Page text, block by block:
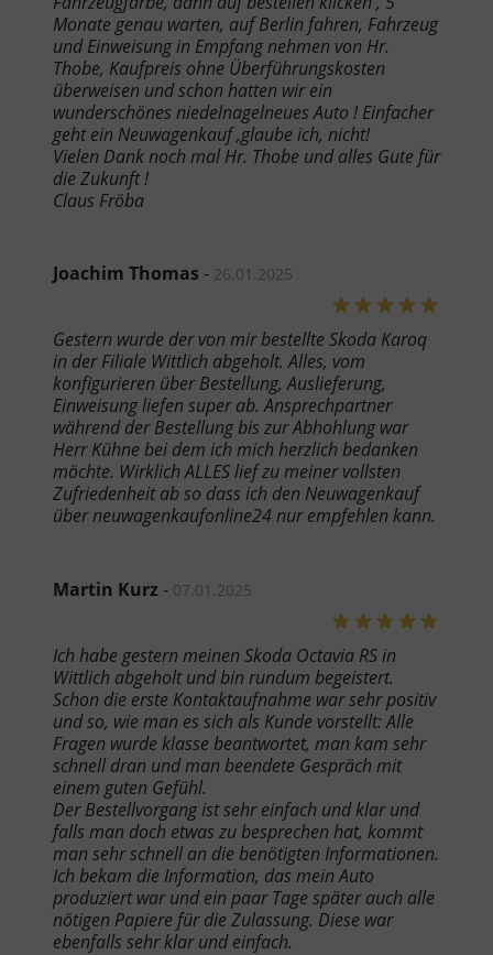
Monate genau warten, auf Berlin fahren, Fahrzeug
und Einweisung in Empfang nehmen von Hr.
Thobe, Kaufpreis ohne Überführungskosten
überweisen und schon hatten wir ein
wunderschönes niedelnagelneues Auto ! Einfacher
geht ein Neuwagenkauf ,glaube ich, nicht!
Vielen Dank noch mal Hr. Thobe und alles Gute für
die Zukunft !
Claus Fröba
Joachim Thomas - 26.01.2025
Gestern wurde der von mir bestellte Skoda Karoq
in der Filiale Wittlich abgeholt. Alles, vom
konfigurieren über Bestellung, Auslieferung,
Einweisung liefen super ab. Ansprechpartner
während der Bestellung bis zur Abhohlung war
Herr Kühne bei dem ich mich herzlich bedanken
möchte. Wirklich ALLES lief zu meiner vollsten
Zufriedenheit ab so dass ich den Neuwagenkauf
über neuwagenkaufonline24 nur empfehlen kann.
Martin Kurz - 07.01.2025
Ich habe gestern meinen Skoda Octavia RS in
Wittlich abgeholt und bin rundum begeistert.
Schon die erste Kontaktaufnahme war sehr positiv
und so, wie man es sich als Kunde vorstellt: Alle
Fragen wurde klasse beantwortet, man kam sehr
schnell dran und man beendete Gespräch mit
einem guten Gefühl.
Der Bestellvorgang ist sehr einfach und klar und
falls man doch etwas zu besprechen hat, kommt
man sehr schnell an die benötigten Informationen.
Ich bekam die Information, das mein Auto
produziert war und ein paar Tage später auch alle
nötigen Papiere für die Zulassung. Diese war
ebenfalls sehr klar und einfach.